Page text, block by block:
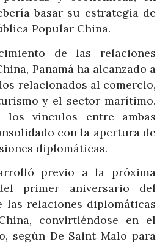
basar su estrategia de
Popular China.
de las relaciones
Panamá ha alcanzado a
relacionados al comercio,
y el sector marítimo.
los vínculos entre ambas
con la apertura de
diplomáticas.
previo a la próxima
primer aniversario del
las relaciones diplomáticas
convirtiéndose en el
según De Saint Malo para